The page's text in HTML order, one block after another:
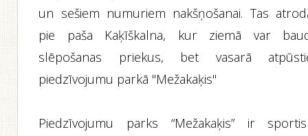
un sešiem numuriem nakšņošanai. Tas
pie paša Kaķīškalna, kur ziemā var
slēpošanas priekus, bet vasarā
piedzīvojumu parkā "Mežakaķis"
Piedzīvojumu parks “Mežakaķis” ir